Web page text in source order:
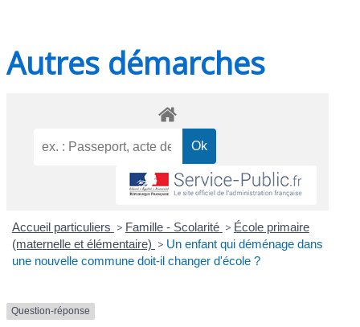
Autres démarches
Accueil particuliers > Famille - Scolarité > École primaire
(maternelle et élémentaire) > Un enfant qui déménage dans
une nouvelle commune doit-il changer d'école ?
Question-réponse